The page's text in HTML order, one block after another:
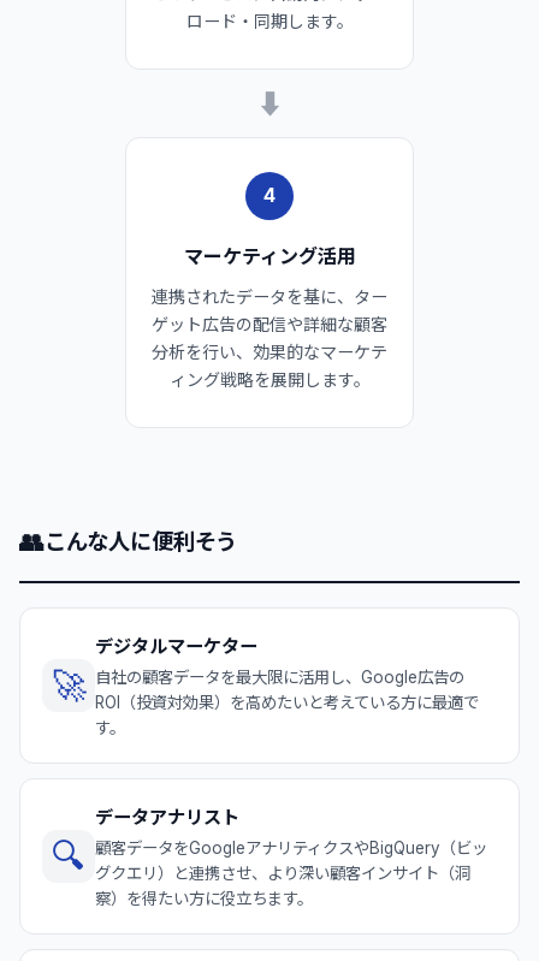
ロード・同期します。
➡
4
マーケティング活用
連携されたデータを基に、ター
ゲット広告の配信や詳細な顧客
分析を行い、効果的なマーケテ
ィング戦略を展開します。
👥こんな人に便利そう
🚀
デジタルマーケター
自社の顧客データを最大限に活用し、Google広告の
ROI（投資対効果）を高めたいと考えている方に最適で
す。
🔍
データアナリスト
顧客データをGoogleアナリティクスやBigQuery（ビッ
グクエリ）と連携させ、より深い顧客インサイト（洞
察）を得たい方に役立ちます。